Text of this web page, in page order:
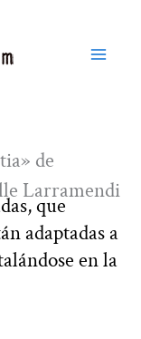
de
Larramendi
que
adaptadas a
en la